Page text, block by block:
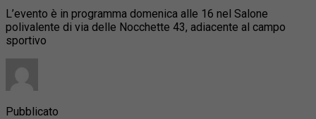
L’evento è in programma domenica alle 16 nel Salone
polivalente di via delle Nocchette 43, adiacente al campo
sportivo
Pubblicato